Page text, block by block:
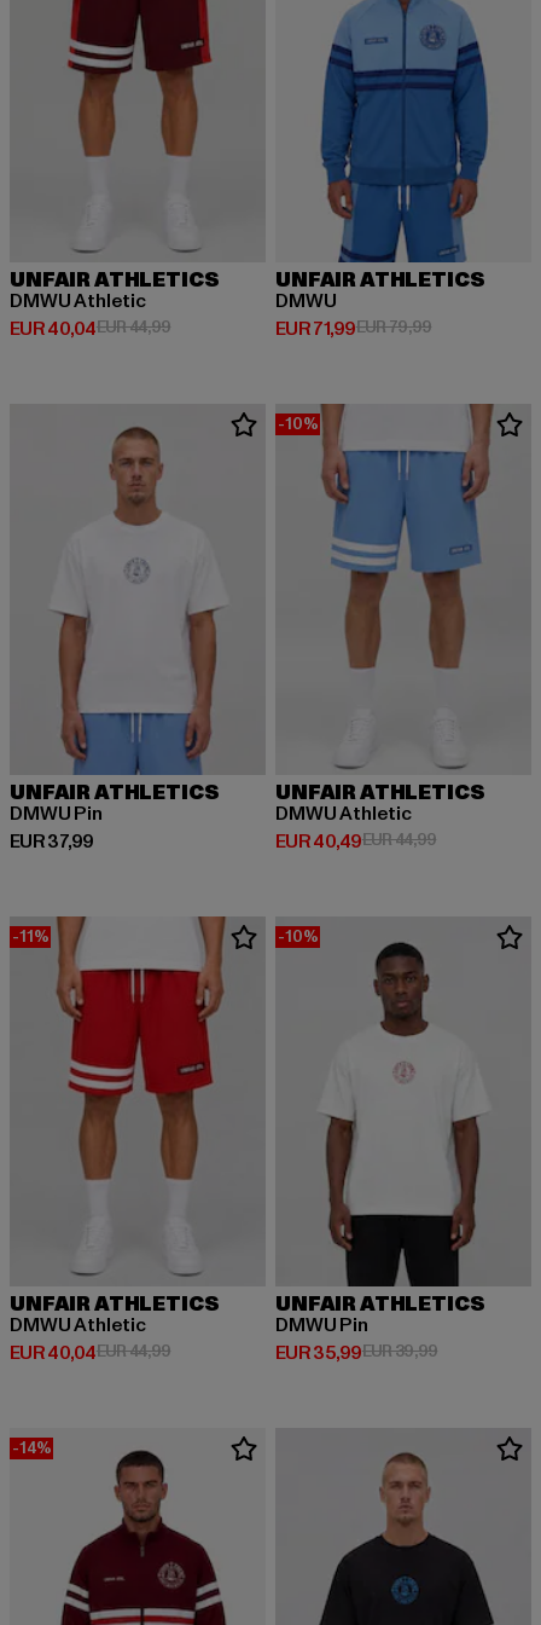
UNFAIR ATHLETICS
DMWU Athletic
EUR 40,04
Huidige prijs: EUR 40,04
EUR 44,99Actieprijs: EUR 44,99
UNFAIR ATHLETICS
DMWU
EUR 71,99
Huidige prijs: EUR 71,99
EUR 79,99Actieprijs:
UNFAIR ATHLETICS
DMWU Pin
EUR 37,99
Huidige prijs: EUR 37,99
-10%
UNFAIR ATHLETICS
DMWU Athletic
EUR 40,49
Huidige prijs: EUR 40,49
EUR 44,99Actieprijs:
-11%
UNFAIR ATHLETICS
DMWU Athletic
EUR 40,04
Huidige prijs: EUR 40,04
EUR 44,99Actieprijs: EUR 44,99
-10%
UNFAIR ATHLETICS
DMWU Pin
EUR 35,99
Huidige prijs: EUR 35,99
EUR 39,99Actieprijs:
-14%